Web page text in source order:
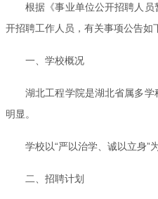
根据《事业单位公开招聘人
开招聘工作人员，有关事项公告如
一、学校概况
湖北工程学院是湖北省属多
明显。
学校以“严以治学、诚以立身”
二、招聘计划